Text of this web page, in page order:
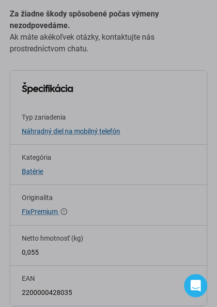
Za žiadne škody spôsobené počas výmeny
nezodpovedáme.
Ak máte akékoľvek otázky, kontaktujte nás
prostredníctvom chatu.
Špecifikácia
Typ zariadenia
Náhradný diel na mobilný telefón
Kategória
Batérie
Originalita
FixPremium
Netto hmotnosť (kg)
0,055
EAN
2200000428035